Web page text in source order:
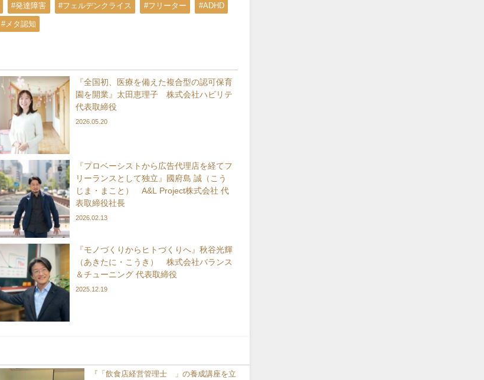
#発達障害 #フェルデンクライス #フリーター #ADHD
#メタ認知
『全国初、医療を備えた複合型の認可保育
園を開業』太田恵理子 株式会社ハビリテ
代表取締役
2026.05.20
『プロベーシストから広告代理店を経てフ
リーランスとして独立』國府島 誠（こう
じま・まこと） A&L Project株式会社 代
表取締役社長
2026.02.13
『モノづくりからヒトづくりへ』秋谷光輝
（あきたに・こうき） 株式会社バランス
＆チューニング 代表取締役
2025.12.19
『「飲食店経営管理士®」の養成講座を立